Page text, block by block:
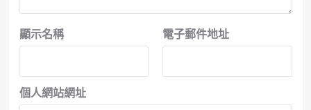
顯示名稱 電子郵件地址
個人網站網址